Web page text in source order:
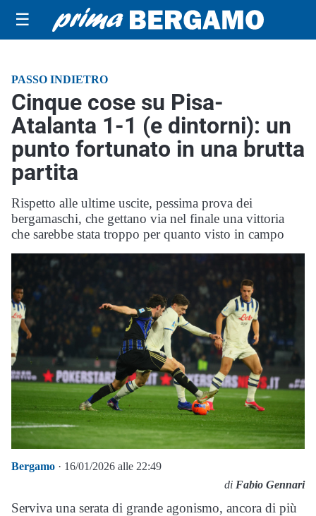
☰
PASSO INDIETRO
Cinque cose su Pisa-
Atalanta 1-1 (e dintorni): un
punto fortunato in una brutta
partita
Rispetto alle ultime uscite, pessima prova dei
bergamaschi, che gettano via nel finale una vittoria
che sarebbe stata troppo per quanto visto in campo
Bergamo · 16/01/2026 alle 22:49
di Fabio Gennari
Serviva una serata di grande agonismo, ancora di più